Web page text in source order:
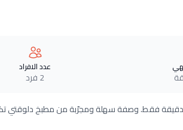
عدد الافراد
2 فرد